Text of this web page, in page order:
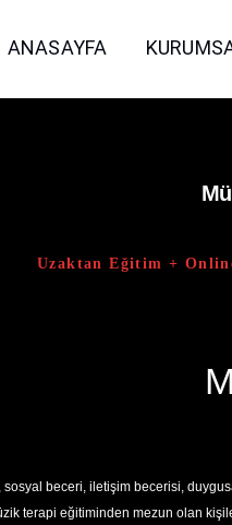
ANASAYFA
Uzaktan Eğitim +
sosyal beceri, iletişim becerisi,
terapi eğitiminden mezun olan